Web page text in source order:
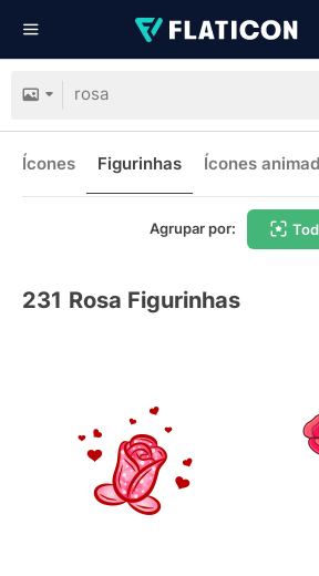
Ícones Figurinhas Ícones
Agrupar por:
231 Rosa Figurinhas